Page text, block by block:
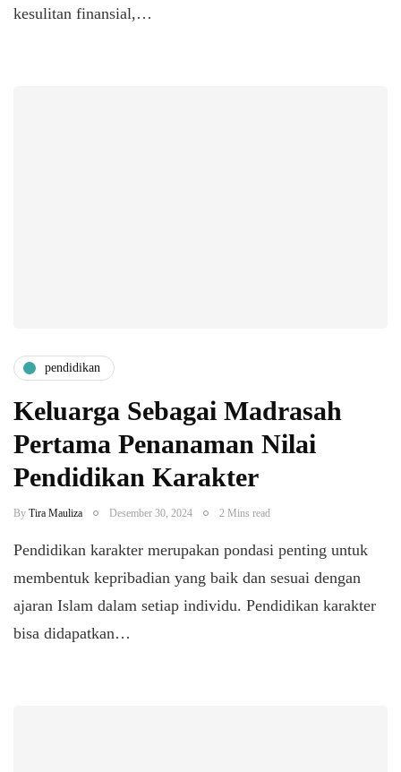
kesulitan finansial,…
pendidikan
Keluarga Sebagai Madrasah
Pertama Penanaman Nilai
Pendidikan Karakter
By Tira Mauliza Desember 30, 2024 2 Mins read
Pendidikan karakter merupakan pondasi penting untuk
membentuk kepribadian yang baik dan sesuai dengan
ajaran Islam dalam setiap individu. Pendidikan karakter
bisa didapatkan…